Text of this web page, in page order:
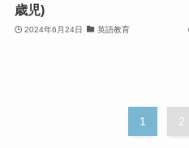
歳児)
2024年6月24日 英語教育
1 2